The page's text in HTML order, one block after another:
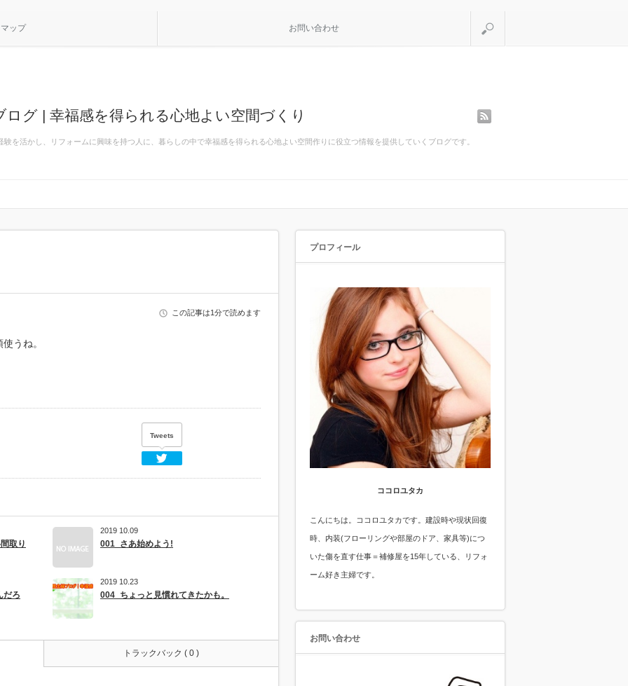
ップ お問い合わせ
ログ | 幸福感を得られる心地よい空間づくり
を活かし、リフォームに興味を持つ人に、暮らしの中で幸福感を得られる心地よい空間作りに役立つ情報を提供していくブログです。
この記事は1分で読めます
うね。
Tweets
取り
2019 10.09
001_さあ始めよう!
だろ
2019 10.23
004_ちょっと見慣れてきたかも。
トラックバック ( 0 )
プロフィール
ココロユタカ
こんにちは。ココロユタカです。建設時や現状回復
時、内装(フローリングや部屋のドア、家具等)につ
いた傷を直す仕事＝補修屋を15年している、リフォ
ーム好き主婦です。
お問い合わせ